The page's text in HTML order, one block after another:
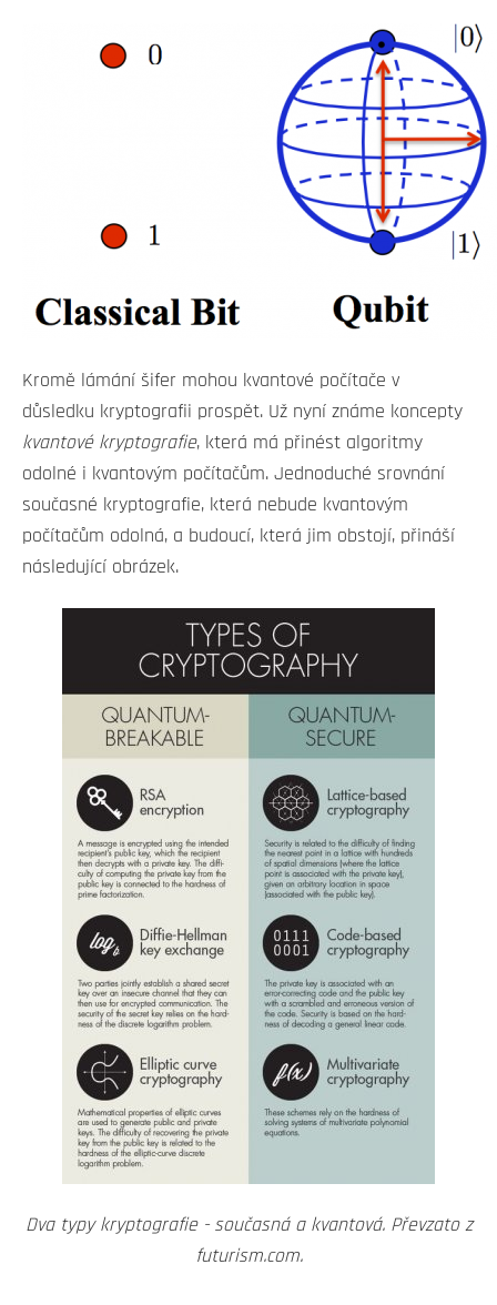
Kromě lámání šifer mohou kvantové počítače v
důsledku kryptografii prospět. Už nyní známe koncepty
kvantové kryptografie, která má přinést algoritmy
odolné i kvantovým počítačům. Jednoduché srovnání
současné kryptografie, která nebude kvantovým
počítačům odolná, a budoucí, která jim obstojí, přináší
následující obrázek.
Dva typy kryptografie - současná a kvantová. Převzato z
futurism.com.